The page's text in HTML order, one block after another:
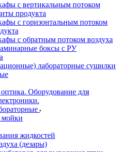
с вертикальным потоком
продукта
с горизонтальным потоком
с обратным потоком воздуха
боксы с РУ
лабораторные сушилки
Оборудование для
мойки
жидкостей
(дезары)